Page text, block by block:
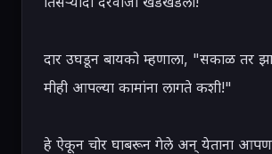
दार उघडून बायको म्हणाला, "सकाळ तर
मीही आपल्या कामांना लागते कशी!"
हे ऐकून चोर घाबरून गेले अन् येताना आपण